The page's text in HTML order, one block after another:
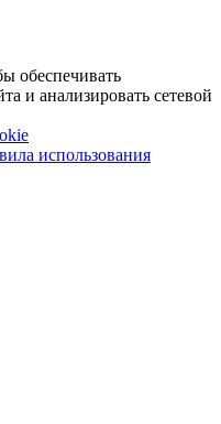
обеспечивать
и анализировать сетевой
использования